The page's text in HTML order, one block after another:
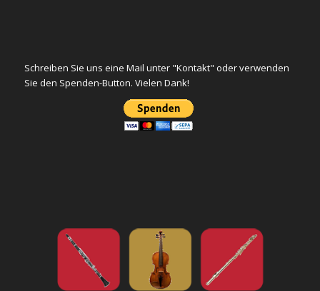
Schreiben Sie uns eine Mail unter "Kontakt" oder verwenden
Sie den Spenden-Button. Vielen Dank!